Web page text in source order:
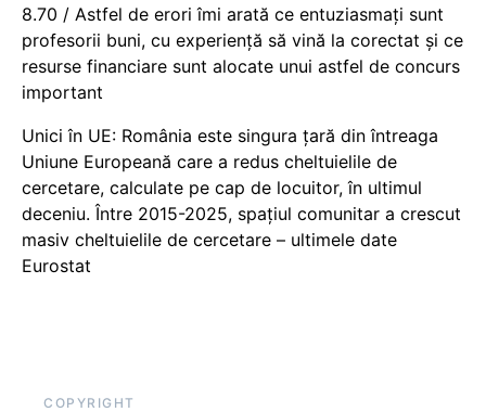
8.70 / Astfel de erori îmi arată ce entuziasmați sunt
profesorii buni, cu experiență să vină la corectat și ce
resurse financiare sunt alocate unui astfel de concurs
important
Unici în UE: România este singura țară din întreaga
Uniune Europeană care a redus cheltuielile de
cercetare, calculate pe cap de locuitor, în ultimul
deceniu. Între 2015-2025, spațiul comunitar a crescut
masiv cheltuielile de cercetare – ultimele date
Eurostat
COPYRIGHT